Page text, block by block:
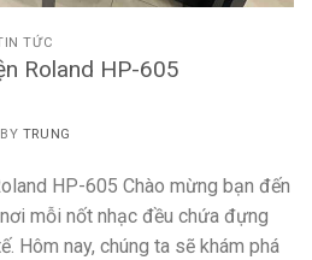
TỨC
Roland HP-605
BY TRUNG
HP-605 Chào mừng bạn đến
mỗi nốt nhạc đều chứa đựng
Hôm nay, chúng ta sẽ khám phá